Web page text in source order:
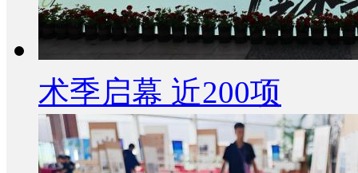
术季启幕 近200项